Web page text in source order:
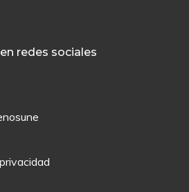
redes sociales